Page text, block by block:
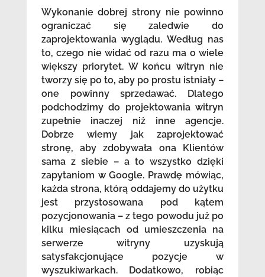
Wykonanie dobrej strony nie powinno
ograniczać się zaledwie do
zaprojektowania wyglądu. Według nas
to, czego nie widać od razu ma o wiele
większy priorytet. W końcu witryn nie
tworzy się po to, aby po prostu istniały –
one powinny sprzedawać. Dlatego
podchodzimy do projektowania witryn
zupełnie inaczej niż inne agencje.
Dobrze wiemy jak zaprojektować
stronę, aby zdobywała ona Klientów
sama z siebie – a to wszystko dzięki
zapytaniom w Google. Prawdę mówiąc,
każda strona, którą oddajemy do użytku
jest przystosowana pod kątem
pozycjonowania – z tego powodu już po
kilku miesiącach od umieszczenia na
serwerze witryny uzyskują
satysfakcjonujące pozycje w
wyszukiwarkach. Dodatkowo, robiąc